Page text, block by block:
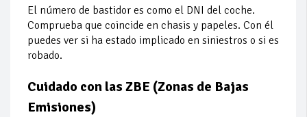
El número de bastidor es como el DNI del coche.
Comprueba que coincide en chasis y papeles. Con él
puedes ver si ha estado implicado en siniestros o si es
robado.
Cuidado con las ZBE (Zonas de Bajas
Emisiones)